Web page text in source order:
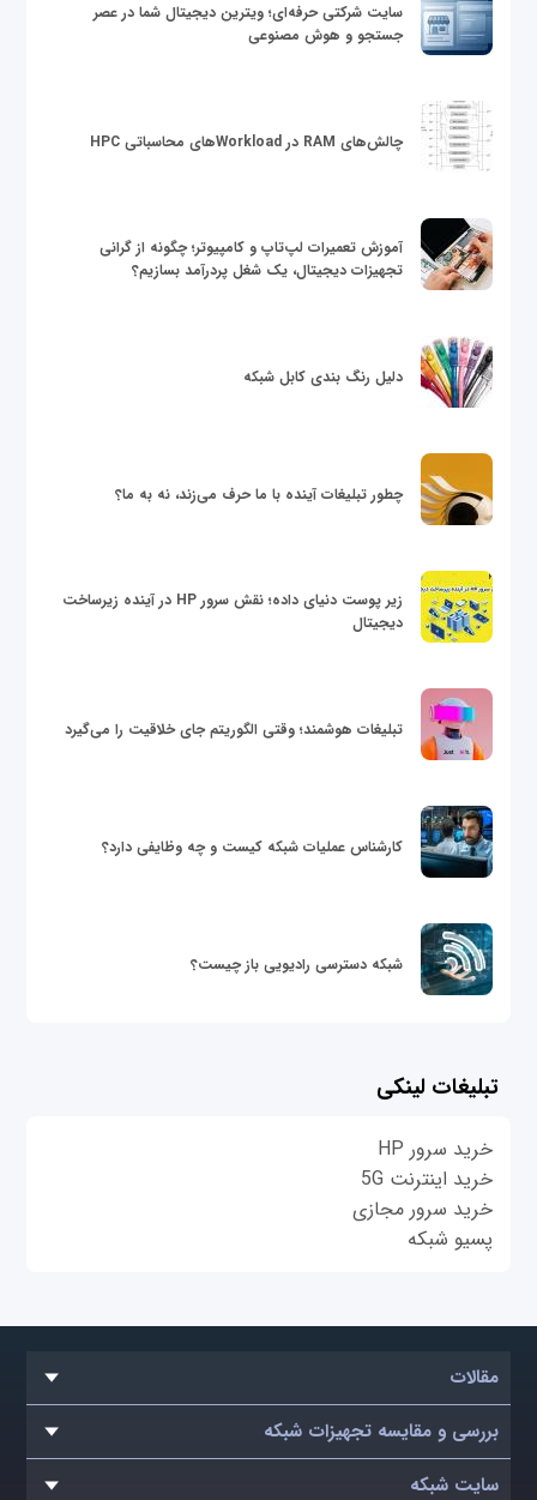
سایت شرکتی حرفه‌ای؛ ویترین دیجیتال شما در عصر
جستجو و هوش مصنوعی
چالش‌های RAM در Workloadهای محاسباتی HPC
آموزش تعمیرات لپ‌تاپ و کامپیوتر؛ چگونه از گرانی
تجهیزات دیجیتال، یک شغل پردرآمد بسازیم؟
دلیل رنگ بندی کابل شبکه
چطور تبلیغات آینده با ما حرف می‌زند، نه به ما؟
زیر پوست دنیای داده؛ نقش سرور HP در آینده زیرساخت
دیجیتال
تبلیغات هوشمند؛ وقتی الگوریتم جای خلاقیت را می‌گیرد
کارشناس عملیات شبکه کیست و چه وظایفی دارد؟
شبکه دسترسی رادیویی باز چیست؟
تبلیغات لینکی
خرید سرور HP
خرید اینترنت 5G
خرید سرور مجازی
پسیو شبکه
مقالات
بررسی و مقایسه تجهیزات شبکه
سایت شبکه